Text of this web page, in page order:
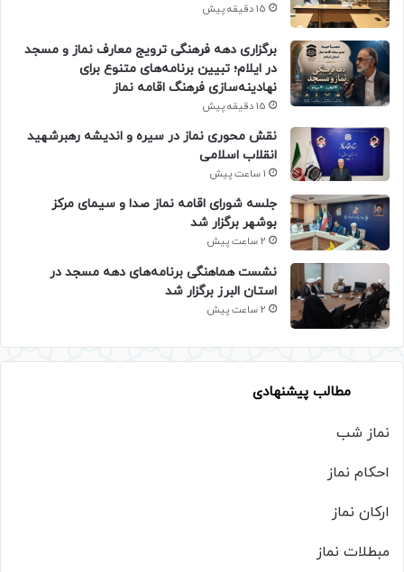
15 دقیقه پیش
برگزاری دهه فرهنگی ترویج معارف نماز و مسجد
در ایلام؛ تبیین برنامه‌های متنوع برای
نهادینه‌سازی فرهنگ اقامه نماز
15 دقیقه پیش
نقش محوری نماز در سیره و اندیشه رهبرشهید
انقلاب اسلامی
1 ساعت پیش
جلسه شورای اقامه نماز صدا و سیمای مرکز
بوشهر برگزار شد
2 ساعت پیش
نشست هماهنگی برنامه‌های دهه مسجد در
استان البرز برگزار شد
2 ساعت پیش
مطالب پیشنهادی
نماز شب
احکام نماز
ارکان نماز
مبطلات نماز